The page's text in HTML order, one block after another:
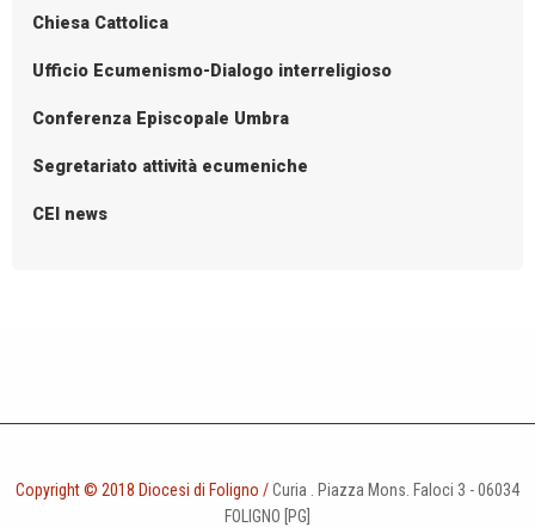
Chiesa Cattolica
Ufficio Ecumenismo-Dialogo interreligioso
Conferenza Episcopale Umbra
Segretariato attività ecumeniche
CEI news
Copyright © 2018 Diocesi di Foligno /Curia . Piazza Mons. Faloci 3 - 06034
FOLIGNO [PG]